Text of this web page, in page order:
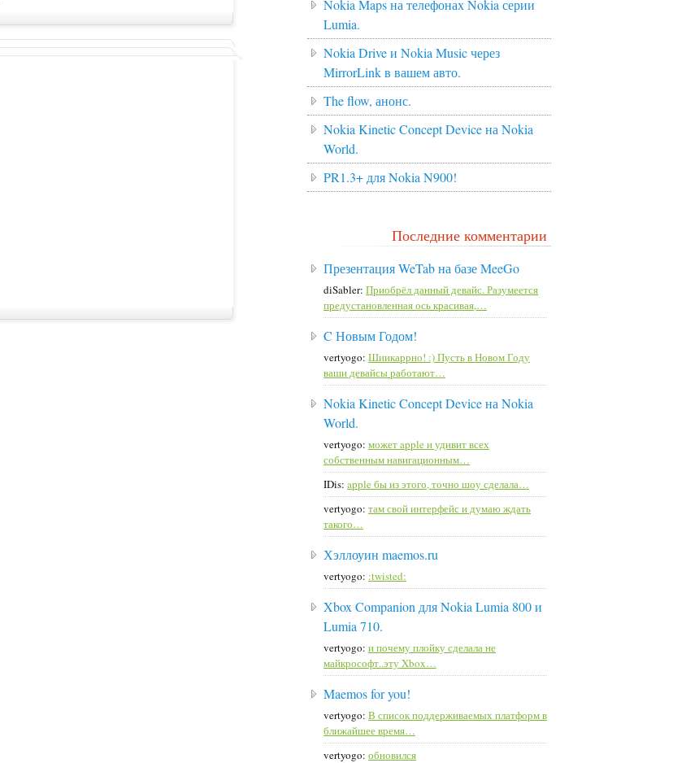
Nokia Maps на телефонах Nokia серии
Lumia.
Nokia Drive и Nokia Music через
MirrorLink в вашем авто.
The flow, анонс.
Nokia Kinetic Concept Device на Nokia
World.
PR1.3+ для Nokia N900!
Последние комментарии
Презентация WeTab на базе MeeGo
diSabler: Приобрёл данный девайс. Разумеется
предустановленная ось красивая,…
C Новым Годом!
vertyogo: Шиикаррно! :) Пусть в Новом Году
ваши девайсы работают…
Nokia Kinetic Concept Device на Nokia
World.
vertyogo: может apple и удивит всех
собственным навигационным…
IDis: apple бы из этого, точно шоу сделала…
vertyogo: там свой интерфейс и думаю ждать
такого…
Хэллоуин maemos.ru
vertyogo: :twisted:
Xbox Companion для Nokia Lumia 800 и
Lumia 710.
vertyogo: и почему плойку сделала не
майкрософт..эту Xbox…
Maemos for you!
vertyogo: В список поддерживаемых платформ в
ближайшее время…
vertyogo: обновился